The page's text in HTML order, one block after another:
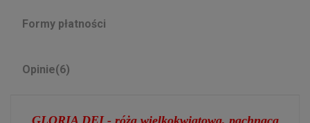
Formy płatności
Opinie(6)
GLORIA DEI - różawielkokwiatowa, pachnąca